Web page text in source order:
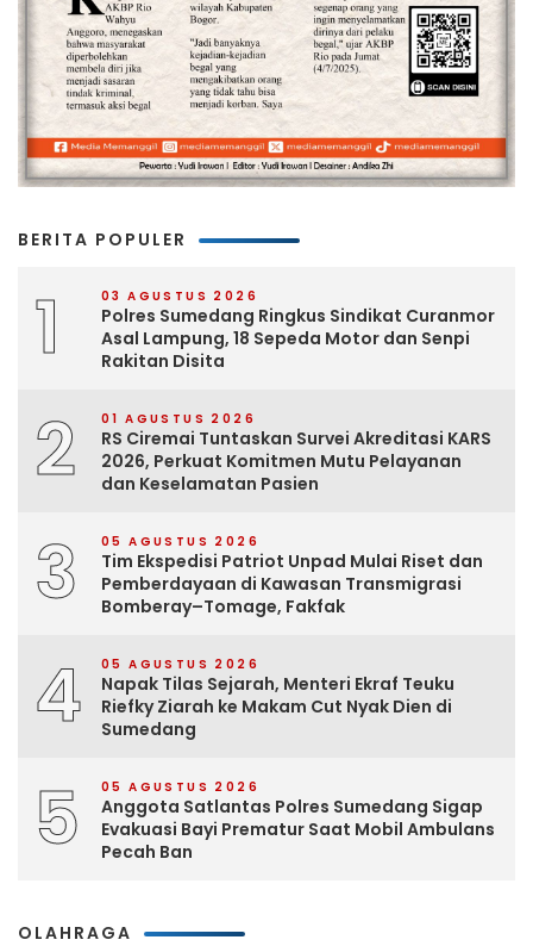
BERITA POPULER
1 03 AGUSTUS 2026
Polres Sumedang Ringkus Sindikat Curanmor
Asal Lampung, 18 Sepeda Motor dan Senpi
Rakitan Disita
2 01 AGUSTUS 2026
RS Ciremai Tuntaskan Survei Akreditasi KARS
2026, Perkuat Komitmen Mutu Pelayanan
dan Keselamatan Pasien
3 05 AGUSTUS 2026
Tim Ekspedisi Patriot Unpad Mulai Riset dan
Pemberdayaan di Kawasan Transmigrasi
Bomberay–Tomage, Fakfak
4 05 AGUSTUS 2026
Napak Tilas Sejarah, Menteri Ekraf Teuku
Riefky Ziarah ke Makam Cut Nyak Dien di
Sumedang
5 05 AGUSTUS 2026
Anggota Satlantas Polres Sumedang Sigap
Evakuasi Bayi Prematur Saat Mobil Ambulans
Pecah Ban
OLAHRAGA